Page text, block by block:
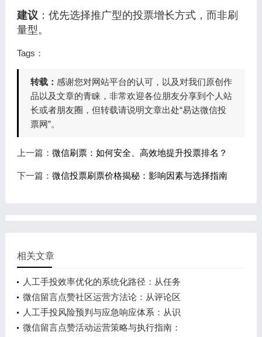
建议 ：优先选择推广型的投票增长方式，而非刷
量型。
Tags：
转载： 感谢您对网站平台的认可，以及对我们原创作
品以及文章的青睐，非常欢迎各位朋友分享到个人站
长或者朋友圈，但转载请说明文章出处“易达微信投
票网”。
上一篇： 微信刷票：如何安全、高效地提升投票排名？
下一篇： 微信投票刷票价格揭秘：影响因素与选择指南
相关文章
人工手投效率优化的系统化路径：从任务
微信留言点赞社区运营方法论：从评论区
人工手投风险预判与应急响应体系：从识
微信留言点赞活动运营策略与执行指南：